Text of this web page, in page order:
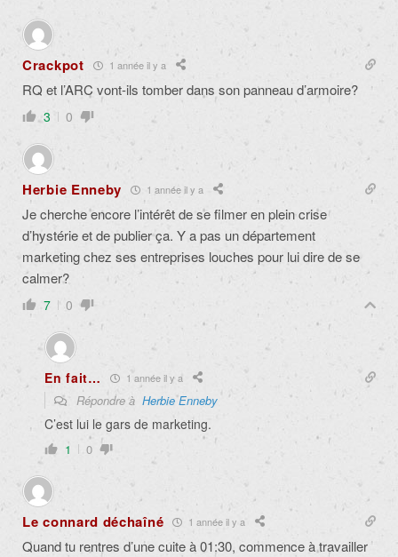
Crackpot 1 année il y a
RQ et l’ARC vont-ils tomber dans son panneau d’armoire?
3 0
Herbie Enneby 1 année il y a
Je cherche encore l’intérêt de se filmer en plein crise
d’hystérie et de publier ça. Y a pas un département
marketing chez ses entreprises louches pour lui dire de se
calmer?
7 0
En fait… 1 année il y a
Répondre à Herbie Enneby
C’est lui le gars de marketing.
1 0
Le connard déchaîné 1 année il y a
Quand tu rentres d’une cuite à 01:30, commence à travailler